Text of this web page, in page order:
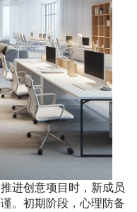
进创意项目时，新成员
。初期阶段，心理防备